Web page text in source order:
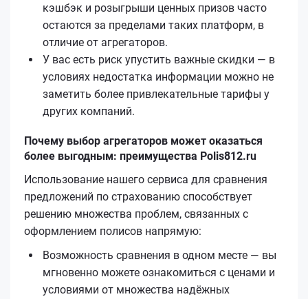
кэшбэк и розыгрыши ценных призов часто
остаются за пределами таких платформ, в
отличие от агрегаторов.
У вас есть риск упустить важные скидки — в
условиях недостатка информации можно не
заметить более привлекательные тарифы у
других компаний.
Почему выбор агрегаторов может оказаться
более выгодным: преимущества Polis812.ru
Использование нашего сервиса для сравнения
предложений по страхованию способствует
решению множества проблем, связанных с
оформлением полисов напрямую:
Возможность сравнения в одном месте — вы
мгновенно можете ознакомиться с ценами и
условиями от множества надёжных